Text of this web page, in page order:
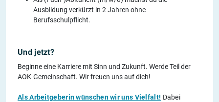
Ausbildung verkürzt in 2 Jahren ohne
Berufsschulpflicht.
Und jetzt?
Beginne eine Karriere mit Sinn und Zukunft. Werde Teil der
AOK-Gemeinschaft. Wir freuen uns auf dich!
Als Arbeitgeberin wünschen wir uns Vielfalt! Dabei